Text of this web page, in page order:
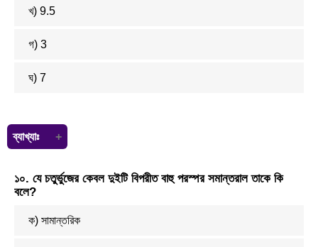
১১১ ৯%
খ) 9.5
গ) 3
ঘ) 7
ব্যাখ্যাঃ
x + 5y = 24
বা, 3y + 5y = 24
বা, 8y =24
১০. যে চতুর্ভুজের কেবল দুইটি বিপরীত বাহু পরস্পর সমান্তরাল তাকে কি
বলে?
ক) সামান্তরিক